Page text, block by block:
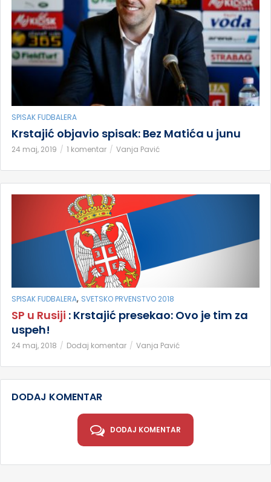
SPISAK FUDBALERA
Krstajić objavio spisak: Bez Matića u junu
24 maj, 2019 1 komentar Vanja Pavić
SPISAK FUDBALERA, SVETSKO PRVENSTVO 2018
SP u Rusiji : Krstajić presekao: Ovo je tim za
uspeh!
24 maj, 2018 Dodaj komentar Vanja Pavić
DODAJ KOMENTAR
DODAJ KOMENTAR